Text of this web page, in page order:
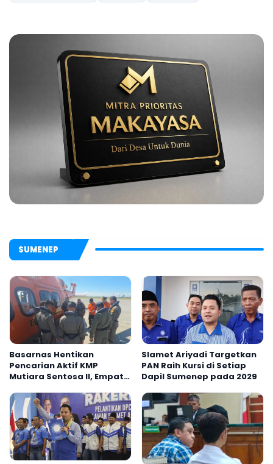
SUMENEP
Basarnas Hentikan
Pencarian Aktif KMP
Mutiara Sentosa II, Empat
Slamet Ariyadi Targetkan
PAN Raih Kursi di Setiap
Dapil Sumenep pada 2029